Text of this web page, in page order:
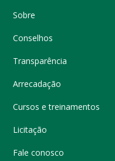
Sobre
Conselhos
Transparência
Arrecadação
Cursos e treinamentos
Licitação
Fale conosco